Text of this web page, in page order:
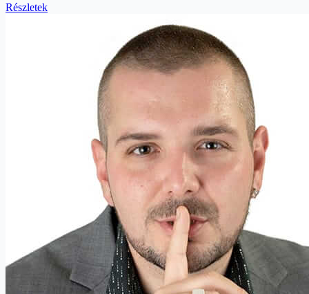
Részletek